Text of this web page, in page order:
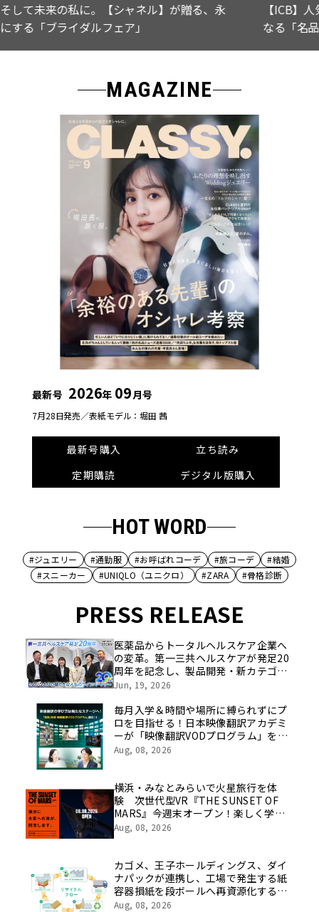
【ICB】人気インフルエンサーと共同制作! 週5で着たく
なる「名品ブラウス」２選
MAGAZINE
最新号 2026年 09月号
7月28日発売／表紙モデル：堀田 茜
最新号購入
立ち読み
定期購読
デジタル版購入
HOT WORD
#ジュエリー #通勤服 #お呼ばれコーデ #旅コーデ
#結婚
#スニーカー
#UNIQLO（ユニクロ） #ZARA #骨格診断
PRESS RELEASE
医薬品からトータルヘルスケア企業へ
の変革。第一三共ヘルスケアが発足20
周年を記念し、製品開発・新カテゴリ
挑戦の舞台や旧社統合時のエピソード
像を公開！
Jun, 19, 2026
毎月入学＆時間や場所に縛られずにプ
ロを目指せる！日本映像翻訳アカデミ
ーが「映像翻訳VODプログラム」を
2026年10月より開講！
Aug, 08, 2026
横浜・みなとみらいで火星旅行を体
験 次世代型VR『THE SUNSET OF
MARS』今週末オープン！楽しく学べ
るパネル展やワークショップなど関連
Aug, 08, 2026
カゴメ、王子ホールディングス、ダイ
ナパックが連携し、工場で発生する紙
容器損紙を段ボールへ再資源化する実
証を開始
Aug, 08, 2026